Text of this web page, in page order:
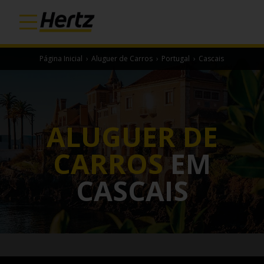
Página Inicial › Aluguer de Carros › Portugal › Cascais
ALUGUER DE
CARROS EM
CASCAIS